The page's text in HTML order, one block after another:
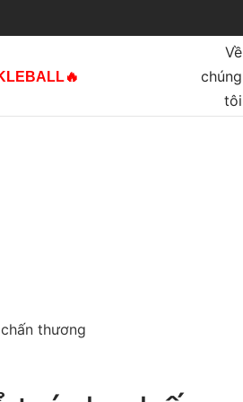
Về
chúng
tôi
thương